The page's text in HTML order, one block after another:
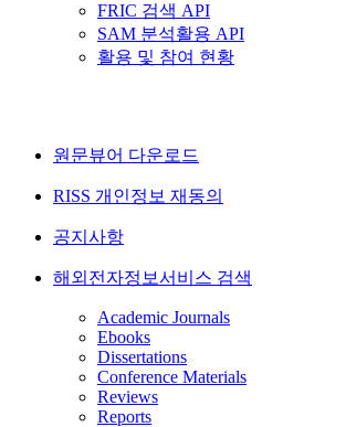
FRIC 검색 API
SAM 분석활용 API
활용 및 참여 현황
원문뷰어 다운로드
RISS 개인정보 재동의
공지사항
해외전자정보서비스 검색
Academic Journals
Ebooks
Dissertations
Conference Materials
Reviews
Reports